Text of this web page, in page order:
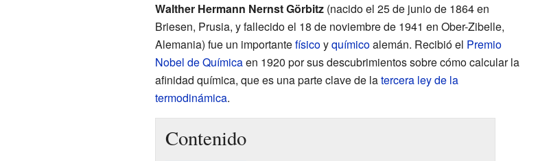
Walther Hermann Nernst Görbitz(nacido el 25 de junio de 1864 en
Briesen, Prusia, y fallecido el 18 de noviembre de 1941 en Ober-Zibelle,
Alemania) fue un importantefísicoyquímicoalemán. Recibió el Premio
Nobel de Químicaen 1920 por sus descubrimientos sobre cómo calcular la
afinidad química, que es una parte clave de latercera ley de la
termodinámica.
Contenido